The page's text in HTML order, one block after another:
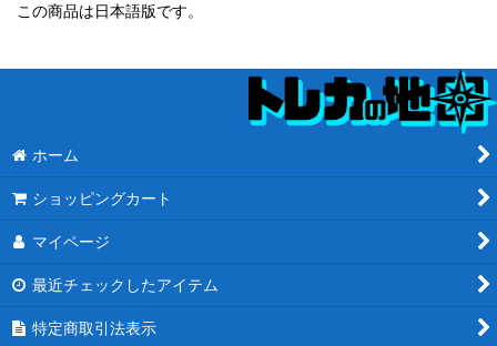
この商品は日本語版です。
ホーム
ショッピングカート
マイページ
最近チェックしたアイテム
特定商取引法表示